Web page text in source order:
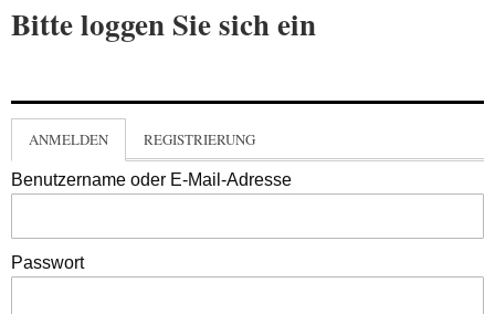
Bitte loggen Sie sich ein
ANMELDEN REGISTRIERUNG
Benutzername oder E-Mail-Adresse
Passwort